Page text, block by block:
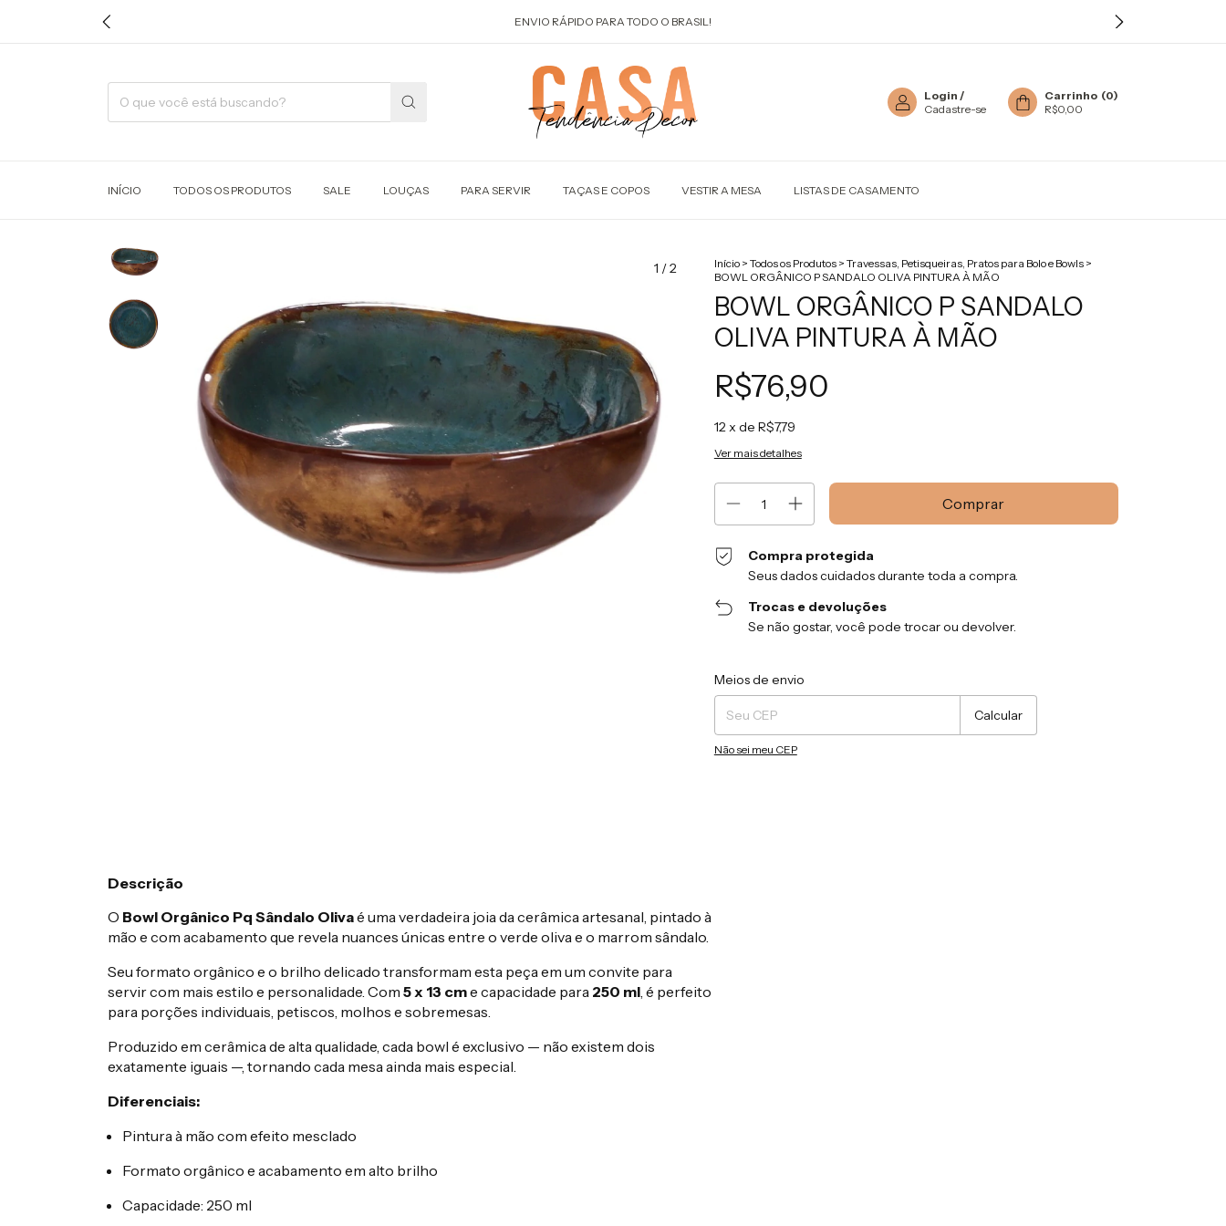
ENVIO RÁPIDO PARA TODO O BRASIL!
Login /
Cadastre-se
Carrinho (0)
R$0,00
INÍCIO TODOS OS PRODUTOS SALE LOUÇAS PARA SERVIR TAÇAS E COPOS VESTIR A MESA LISTAS DE CASAMENTO
1 /2 Início > Todos os Produtos > Travessas, Petisqueiras, Pratos para Bolo e Bowls >
BOWL ORGÂNICO P SANDALO OLIVA PINTURA À MÃO
BOWL ORGÂNICO P SANDALO
OLIVA PINTURA À MÃO
R$76,90
12x de R$7,79
Ver mais detalhes
Compra protegida
Seus dados cuidados durante toda a compra.
Trocas e devoluções
Se não gostar, você pode trocar ou devolver.
Entregas para o CEP:
Meios de envio
Calcular
Não sei meu CEP
Descrição
O Bowl Orgânico Pq Sândalo Olivaé uma verdadeira joia da cerâmica artesanal, pintado à
mão e com acabamento que revela nuances únicas entre o verde oliva e o marrom sândalo.
Seu formato orgânico e o brilho delicado transformam esta peça em um convite para
servir com mais estilo e personalidade. Com 5 x 13 cme capacidade para 250 ml , é perfeito
para porções individuais, petiscos, molhos e sobremesas.
Produzido em cerâmica de alta qualidade, cada bowl é exclusivo — não existem dois
exatamente iguais —, tornando cada mesa ainda mais especial.
Diferenciais:
Pintura à mão com efeito mesclado
Formato orgânico e acabamento em alto brilho
Capacidade: 250 ml